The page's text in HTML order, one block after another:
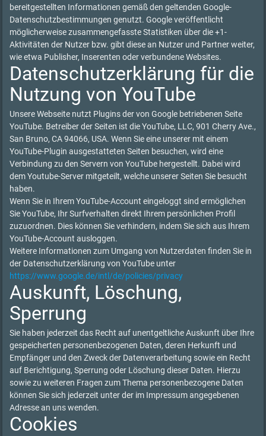
bereitgestellten Informationen gemäß den geltenden Google-
Datenschutzbestimmungen genutzt. Google veröffentlicht
möglicherweise zusammengefasste Statistiken über die +1-
Aktivitäten der Nutzer bzw. gibt diese an Nutzer und Partner weiter,
wie etwa Publisher, Inserenten oder verbundene Websites.
Datenschutzerklärung für die
Nutzung von YouTube
Unsere Webseite nutzt Plugins der von Google betriebenen Seite
YouTube. Betreiber der Seiten ist die YouTube, LLC, 901 Cherry Ave.,
San Bruno, CA 94066, USA. Wenn Sie eine unserer mit einem
YouTube-Plugin ausgestatteten Seiten besuchen, wird eine
Verbindung zu den Servern von YouTube hergestellt. Dabei wird
dem Youtube-Server mitgeteilt, welche unserer Seiten Sie besucht
haben.
Wenn Sie in Ihrem YouTube-Account eingeloggt sind ermöglichen
Sie YouTube, Ihr Surfverhalten direkt Ihrem persönlichen Profil
zuzuordnen. Dies können Sie verhindern, indem Sie sich aus Ihrem
YouTube-Account ausloggen.
Weitere Informationen zum Umgang von Nutzerdaten finden Sie in
der Datenschutzerklärung von YouTube unter
https://www.google.de/intl/de/policies/privacy
Auskunft, Löschung,
Sperrung
Sie haben jederzeit das Recht auf unentgeltliche Auskunft über Ihre
gespeicherten personenbezogenen Daten, deren Herkunft und
Empfänger und den Zweck der Datenverarbeitung sowie ein Recht
auf Berichtigung, Sperrung oder Löschung dieser Daten. Hierzu
sowie zu weiteren Fragen zum Thema personenbezogene Daten
können Sie sich jederzeit unter der im Impressum angegebenen
Adresse an uns wenden.
Cookies